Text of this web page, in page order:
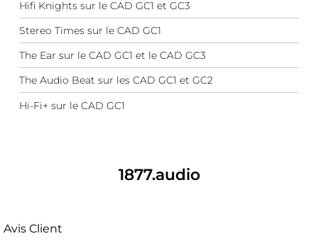
Hifi Knights sur le CAD GC1 et GC3
Stereo Times sur le CAD GC1
The Ear sur le CAD GC1 et le CAD GC3
The Audio Beat sur les CAD GC1 et GC2
Hi-Fi+ sur le CAD GC1
1877.audio
Avis Client